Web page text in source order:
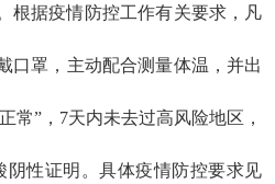
根据疫情防控工作有关要求，凡
口罩，主动配合测量体温，并出
常”，7天内未去过高风险地区，
阴性证明。具体疫情防控要求见